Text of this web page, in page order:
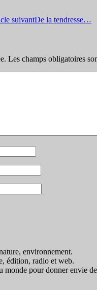
suivantDe la tendresse…
Les champs obligatoires
environnement.
édition, radio et web.
monde pour donner envie